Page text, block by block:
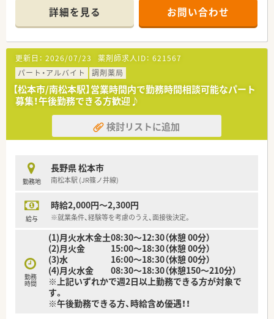
■2015年には大手医薬品企業の参加に入り、さらなる飛躍を目
指している活気ある企業です。
■グループとしての全体研修があり、スキルアップができる環境
です。
■地域のかかりつけ薬局として、アットホームな雰囲気の中でご
勤務頂けます。
詳細を見る お問い合わせ
更新日： 2026/07/23 薬剤師求人ID： 621567
パート・アルバイト
調剤薬局
【松本市/南松本駅】営業時間内で勤務時間相談可能なパート
募集！午後勤務できる方歓迎♪
検討リストに追加
勤務地
長野県 松本市
南松本駅 (JR篠ノ井線)
給与
時給2,000円～2,300円
※就業条件、経験等を考慮のうえ、面接後決定。
勤務
時間
(1)月火水木金土08:30～12:30（休憩 00分）
(2)月火金 15:00～18:30（休憩 00分）
(3)水 16:00～18:30（休憩 00分）
(4)月火水金 08:30～18:30（休憩150～210分）
※上記いずれかで週2日以上勤務できる方が対象で
す。
※午後勤務できる方、時給含め優遇！！